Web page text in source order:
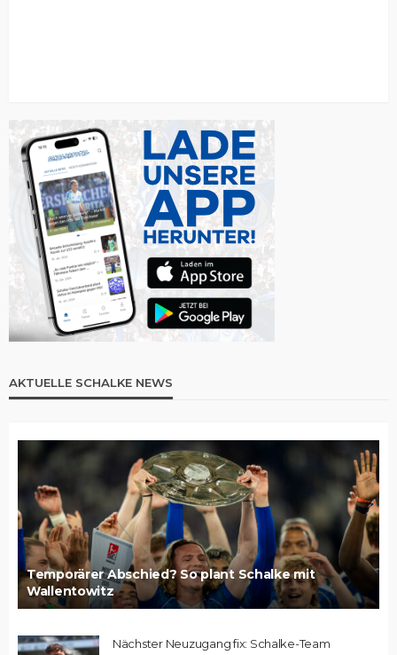
AKTUELLE SCHALKE NEWS
Temporärer Abschied? So plant Schalke mit
Wallentowitz
Nächster Neuzugang fix: Schalke-Team